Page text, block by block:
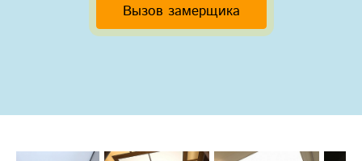
Вызов замерщика